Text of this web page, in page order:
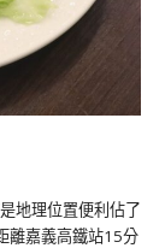
地理位置便利佔了
離嘉義高鐵站15分